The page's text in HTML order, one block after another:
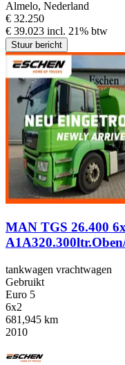
Almelo, Nederland
€ 32.250
€ 39.023 incl. 21% btw
Stuur bericht
MAN TGS 26.400
tankwagen vrachtwagen
Gebruikt
Euro 5
6x2
681,945 km
2010